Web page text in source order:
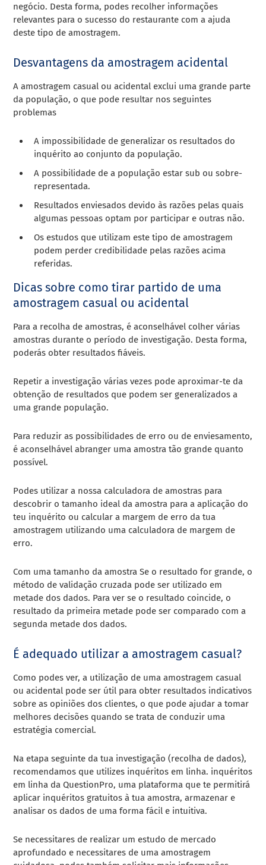
negócio. Desta forma, podes recolher informações
relevantes para o sucesso do restaurante com a ajuda
deste tipo de amostragem.
Desvantagens da amostragem acidental
A amostragem casual ou acidental exclui uma grande parte
da população, o que pode resultar nos seguintes
problemas
A impossibilidade de generalizar os resultados do
inquérito ao conjunto da população.
A possibilidade de a população estar sub ou sobre-
representada.
Resultados enviesados devido às razões pelas quais
algumas pessoas optam por participar e outras não.
Os estudos que utilizam este tipo de amostragem
podem perder credibilidade pelas razões acima
referidas.
Dicas sobre como tirar partido de uma
amostragem casual ou acidental
Para a recolha de amostras, é aconselhável colher várias
amostras durante o período de investigação. Desta forma,
poderás obter resultados fiáveis.
Repetir a investigação várias vezes pode aproximar-te da
obtenção de resultados que podem ser generalizados a
uma grande população.
Para reduzir as possibilidades de erro ou de enviesamento,
é aconselhável abranger uma amostra tão grande quanto
possível.
Podes utilizar a nossa calculadora de amostras para
descobrir o tamanho ideal da amostra para a aplicação do
teu inquérito ou calcular a margem de erro da tua
amostragem utilizando uma calculadora de margem de
erro.
Com uma tamanho da amostra Se o resultado for grande, o
método de validação cruzada pode ser utilizado em
metade dos dados. Para ver se o resultado coincide, o
resultado da primeira metade pode ser comparado com a
segunda metade dos dados.
É adequado utilizar a amostragem casual?
Como podes ver, a utilização de uma amostragem casual
ou acidental pode ser útil para obter resultados indicativos
sobre as opiniões dos clientes, o que pode ajudar a tomar
melhores decisões quando se trata de conduzir uma
estratégia comercial.
Na etapa seguinte da tua investigação (recolha de dados),
recomendamos que utilizes inquéritos em linha. inquéritos
em linha da QuestionPro, uma plataforma que te permitirá
aplicar inquéritos gratuitos à tua amostra, armazenar e
analisar os dados de uma forma fácil e intuitiva.
Se necessitares de realizar um estudo de mercado
aprofundado e necessitares de uma amostragem